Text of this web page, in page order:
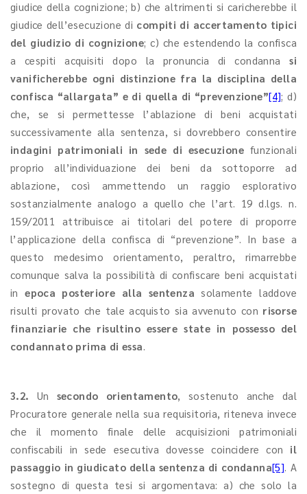
giudice della cognizione; b) che altrimenti si caricherebbe il
giudice dell’esecuzione di compiti di accertamento tipici
del giudizio di cognizione; c) che estendendo la confisca
a cespiti acquisiti dopo la pronuncia di condannasi
vanificherebbe ogni distinzione fra la disciplina della
confisca “allargata” e di quella di “prevenzione”[4]; d)
che, se si permettesse l’ablazione di beni acquistati
successivamente alla sentenza, si dovrebbero consentire
indagini patrimoniali in sede di esecuzione funzionali
proprio all’individuazione dei beni da sottoporre ad
ablazione, così ammettendo un raggio esplorativo
sostanzialmente analogo a quello che l’art. 19 d.lgs. n.
159/2011 attribuisce ai titolari del potere di proporre
l’applicazione della confisca di “prevenzione”. In base a
questo medesimo orientamento, peraltro, rimarrebbe
comunque salva la possibilità di confiscare beni acquistati
inepoca posteriore alla sentenza solamente laddove
risulti provato che tale acquisto sia avvenuto con risorse
finanziarie che risultino essere state in possesso del
condannato prima di essa.
3.2. Un secondo orientamento, sostenuto anche dal
Procuratore generale nella sua requisitoria, riteneva invece
che il momento finale delle acquisizioni patrimoniali
confiscabili in sede esecutiva dovesse coincidere con il
passaggio in giudicato della sentenza di condanna[5]. A
sostegno di questa tesi si argomentava: a) che solo la